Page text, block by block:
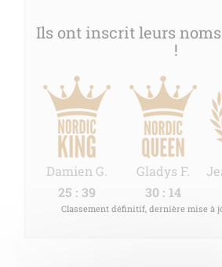
Ils ont inscrit leurs
!
Damien G. Gladys F.
25 : 39
30 : 14
Classement définitif, dernière mise à